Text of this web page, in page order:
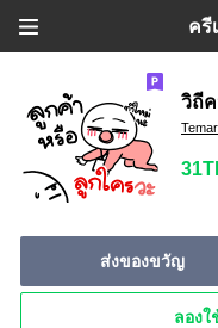
ครี
วิถี
ส่งของขวัญ
ลองใ